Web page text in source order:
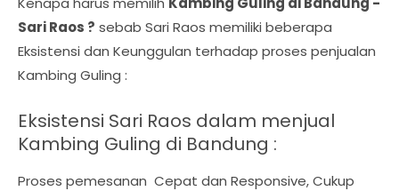
Sari Raos ? sebab Sari Raos memiliki beberapa
Eksistensi dan Keunggulan terhadap proses penjualan
Kambing Guling :
Eksistensi Sari Raos dalam menjual
Kambing Guling di Bandung :
Proses pemesanan Cepat dan Responsive, Cukup